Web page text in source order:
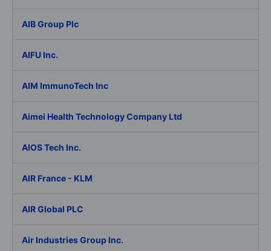
AIB Group Plc
AIFU Inc.
AIM ImmunoTech Inc
Aimei Health Technology Company Ltd
AIOS Tech Inc.
AIR France - KLM
AIR Global PLC
Air Industries Group Inc.